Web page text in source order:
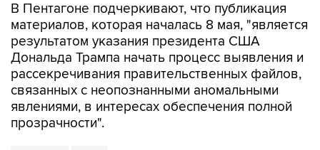
В Пентагоне подчеркивают, что публикация
материалов, которая началась 8 мая, "является
результатом указания президента США
Дональда Трампа начать процесс выявления и
рассекречивания правительственных файлов,
связанных с неопознанными аномальными
явлениями, в интересах обеспечения полной
прозрачности".